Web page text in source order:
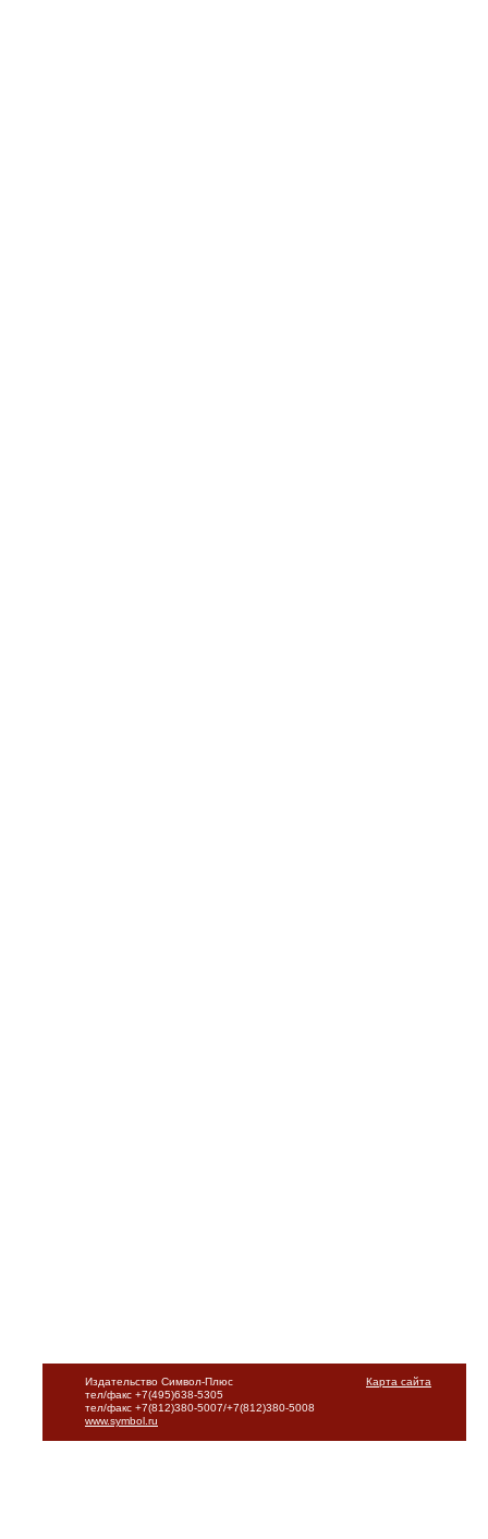
Карта сайта
Издательство Символ-Плюс
тел/факс +7(495)638-5305
тел/факс +7(812)380-5007/+7(812)380-5008
www.symbol.ru